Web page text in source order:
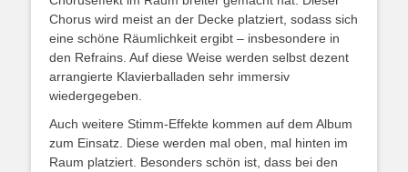
Chorus wird meist an der Decke platziert, sodass sich
eine schöne Räumlichkeit ergibt – insbesondere in
den Refrains. Auf diese Weise werden selbst dezent
arrangierte Klavierballaden sehr immersiv
wiedergegeben.
Auch weitere Stimm-Effekte kommen auf dem Album
zum Einsatz. Diese werden mal oben, mal hinten im
Raum platziert. Besonders schön ist, dass bei den